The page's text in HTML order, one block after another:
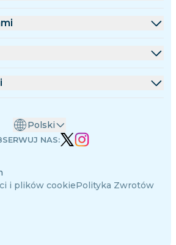
eSIM
i plików cookiePolityka Zwrotów
Polski
NAS: